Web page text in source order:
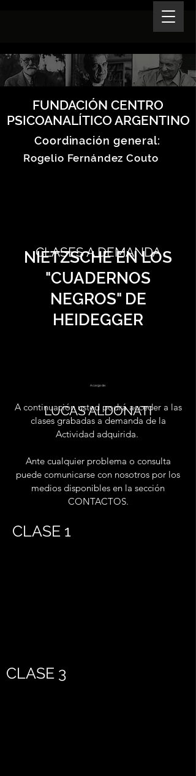
FUNDACIÓN CENTRO
PSICOANALÍTICO ARGENTINO
Coordinación general:
Rogelio Fernández Couto
NIETZSCHE EN LOS
"CUADERNOS
NEGROS" DE
HEIDEGGER
CLASES A DEMANDA
A continuación usted podrá acceder a las
clases grabadas a demanda de la
Actividad adquirida.
Ante cualquier problema o consulta
puede comunicarse con nosotros por los
medios disponibles en la sección
CONTACTOS.
A cargo de:
LUCAS ALDONATI
CLASE 1
CLASE 3